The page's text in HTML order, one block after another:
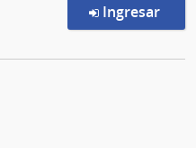
Ingresar